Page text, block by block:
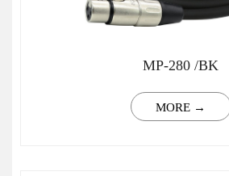
MP-280 /BK
MORE →